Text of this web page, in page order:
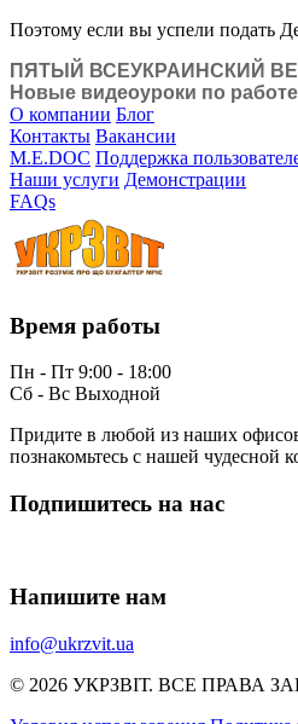
Поэтому если вы успели подать
ПЯТЫЙ ВСЕУКРАИНСКИЙ
Новые видеоуроки по
О компании Блог
Контакты Вакансии
M.E.DOC Поддержка
Наши услуги Демонстрации
FAQs
Время работы
Пн - Пт 9:00 - 18:00
Сб - Вс Выходной
Придите в любой из наших
познакомьтесь с нашей чудесной
Подпишитесь на нас
Напишите нам
info@ukrzvit.ua
© 2026 УКРЗВІТ. ВСЕ ПРАВА